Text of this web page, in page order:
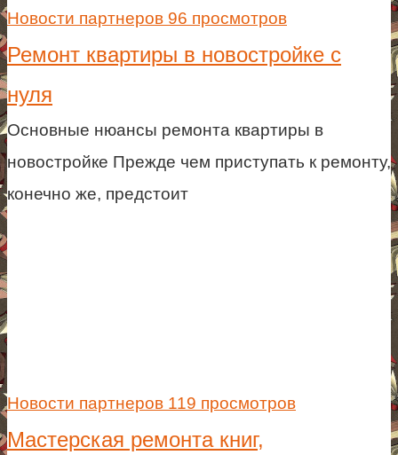
Новости партнеров 96 просмотров
Ремонт квартиры в новостройке с
нуля
Основные нюансы ремонта квартиры в
новостройке Прежде чем приступать к ремонту,
конечно же, предстоит
Новости партнеров 119 просмотров
Мастерская ремонта книг,